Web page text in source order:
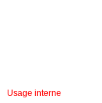
Usage interne